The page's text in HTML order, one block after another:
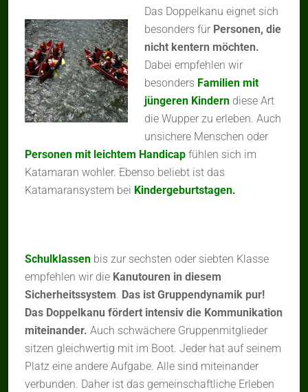
Das Doppelkanu eignet sich
besonders für Personen, die
nicht kentern möchten.
Dabei empfehlen wir
besonders Familien mit
jüngeren Kindern diese Art
die Wupper zu erleben. Auch
unsichere Menschen oder
Personen mit leichtem Handicap fühlen sich im
Katamaran wohler. Ebenso beliebt ist das
Katamaransystem bei Kindergeburtstagen.
Schulklassen bis zur sechsten oder siebten Klasse
empfehlen wir die Kanutouren in diesem
Sicherheitssystem. Das ist Gruppendynamik pur!
Das Doppelkanu fördert intensiv die Kommunikation
miteinander. Auch schwächere Gruppenmitglieder
sitzen gleichwertig mit im Boot. Jeder hat auf seinem
Platz eine andere Aufgabe. Alle sind miteinander
verbunden. Daher ist das gemeinschaftliche Erleben